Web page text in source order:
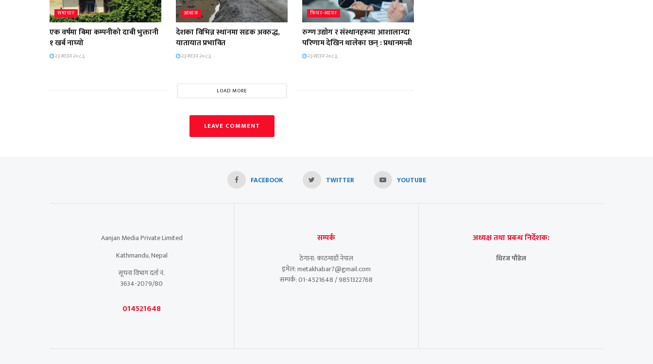
समाचार
एक वर्षमा बिमा कम्पनीको दाबी भुक्तानी
१ खर्ब नाघ्यो
२३ साउन २०८३,
आवाज
देशका विभिन्न स्थानमा सडक अवरुद्ध,
यातायात प्रभावित
२३ साउन २०८३,
फिचर-ब्यानर
रुग्ण उद्योग र संस्थानहरूमा आशालाग्दा
परिणाम देखिन थालेका छन् : प्रधानमन्त्री
२३ साउन २०८३,
LOAD MORE
LEAVE COMMENT
FACEBOOK TWITTER YOUTUBE
Aanjan Media Private Limited
Kathmandu, Nepal
सूचना विभाग दर्ता नं.
3634-2079/80
014521648
सम्पर्क
ठेगाना: काठमाडौं नेपाल
इमेल: metakhabar7@gmail.com
सम्पर्क: 01-4521648 / 9851322768
अध्यक्ष तथा प्रबन्ध निर्देशक:
धिरज पौडेल